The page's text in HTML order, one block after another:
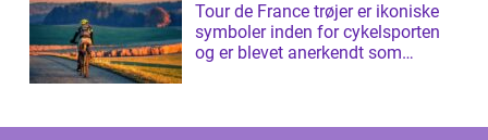
Tour de France trøjer er ikoniske
symboler inden for cykelsporten
og er blevet anerkendt som